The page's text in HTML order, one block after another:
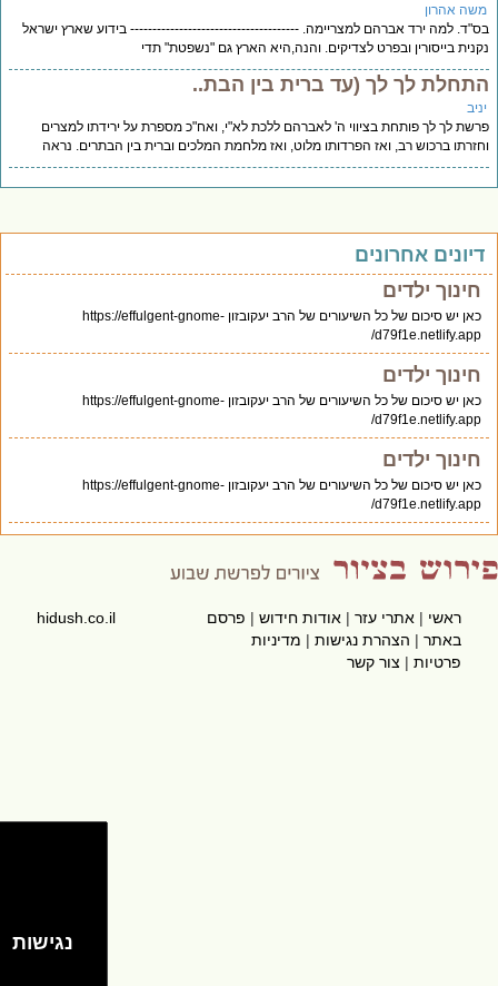
אהרון
למה ירד אברהם למצריימה. -------------------------------------- בידוע שארץ ישראל
בייסורין ובפרט לצדיקים. והנה,היא הארץ גם "נשפטת" תדי
לך לך (עד ברית בין הבת..
לך לך פותחת בציווי ה' לאברהם ללכת לא"י, ואח"כ מספרת על ירידתו למצרים
ברכוש רב, ואז הפרדותו מלוט, ואז מלחמת המלכים וברית בין הבתרים. נראה
אחרונים
חינוך ילדים
כאן יש סיכום של כל השיעורים של הרב יעקובזון https://effulgent-gnome-
d79f1e.netlify.app/
חינוך ילדים
כאן יש סיכום של כל השיעורים של הרב יעקובזון https://effulgent-gnome-
d79f1e.netlify.app/
חינוך ילדים
כאן יש סיכום של כל השיעורים של הרב יעקובזון https://effulgent-gnome-
d79f1e.netlify.app/
ראשי|אתרי עזר|אודות חידוש|פרסם
באתר|הצהרת נגישות|מדיניות
פרטיות|צור קשר
hidush.co.il
נגישות